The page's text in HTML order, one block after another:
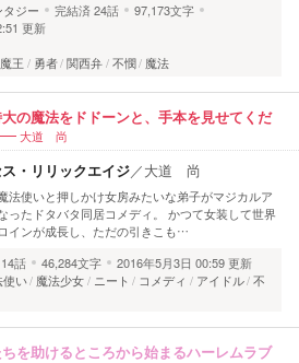
ジー 完結済24話
97,173文字
更新
魔王 勇者 関西弁 不憫 魔法
大の魔法をドドーンと、手本を見せてくだ
大道 尚
・リリックエイジ／大道 尚
法使いと押しかけ女房みたいな弟子がマジカルア
ったドタバタ同居コメディ。 かつて女装して世界
インが成長し、ただの引きこも…
14話 46,284文字
2016年5月3日 00:59 更新
使い 魔法少女 ニート コメディ アイドル 不
を助けるところから始まるハーレムラブ